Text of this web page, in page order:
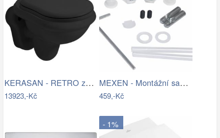
KERASAN - RETRO závěsná WC mísa,…
13923,-Kč
MEXEN - Montážní sada pro WC a bidet…
459,-Kč
- 1%